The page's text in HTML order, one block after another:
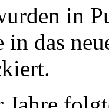
in
in das